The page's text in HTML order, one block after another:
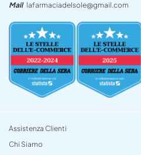
Mail lafarmaciadelsole@gmail.com
Assistenza Clienti
Chi Siamo